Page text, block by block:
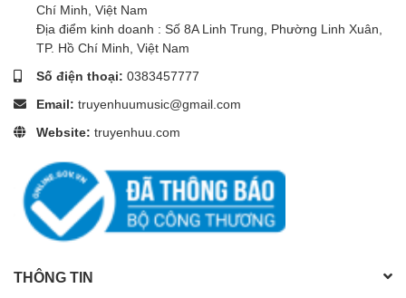
Chí Minh, Việt Nam
Địa điểm kinh doanh : Số 8A Linh Trung, Phường Linh Xuân,
TP. Hồ Chí Minh, Việt Nam
Số điện thoại: 0383457777
Email: truyenhuumusic@gmail.com
Website: truyenhuu.com
THÔNG TIN